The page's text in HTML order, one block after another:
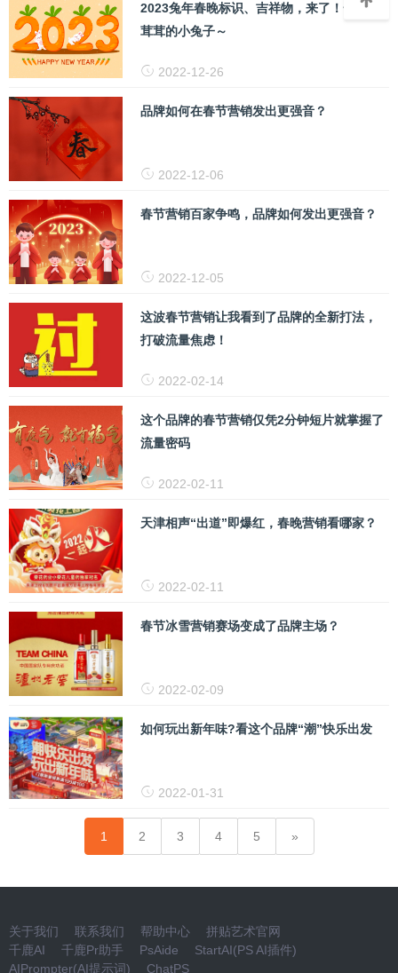
2023兔年春晚标识、吉祥物，来了！一只毛
茸茸的小兔子～
2022-12-26
品牌如何在春节营销发出更强音？
2022-12-06
春节营销百家争鸣，品牌如何发出更强音？
2022-12-05
这波春节营销让我看到了品牌的全新打法，
打破流量焦虑！
2022-02-14
这个品牌的春节营销仅凭2分钟短片就掌握了
流量密码
2022-02-11
天津相声“出道”即爆红，春晚营销看哪家？
2022-02-11
春节冰雪营销赛场变成了品牌主场？
2022-02-09
如何玩出新年味?看这个品牌“潮”快乐出发
2022-01-31
1 2 3 4 5
关于我们 联系我们 帮助中心
拼贴艺术官网
千鹿AI
千鹿Pr助手 PsAide
StartAI(PS AI插件)
AIPrompter(AI提示词)
ChatPS